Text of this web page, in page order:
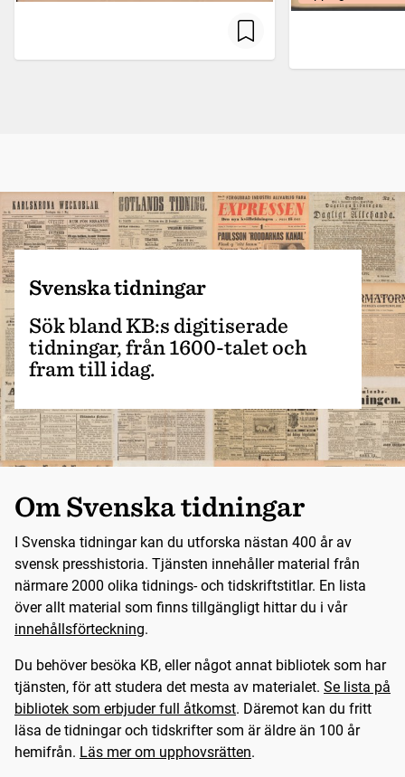
Svenska tidningar
Sök bland KB:s digitiserade
tidningar, från 1600-talet och
fram till idag.
Om Svenska tidningar
I Svenska tidningar kan du utforska nästan 400 år av
svensk presshistoria. Tjänsten innehåller material från
närmare 2000 olika tidnings- och tidskriftstitlar. En lista
över allt material som finns tillgängligt hittar du i vår
innehållsförteckning.
Du behöver besöka KB, eller något annat bibliotek som har
tjänsten, för att studera det mesta av materialet. Se lista på
bibliotek som erbjuder full åtkomst. Däremot kan du fritt
läsa de tidningar och tidskrifter som är äldre än 100 år
hemifrån. Läs mer om upphovsrätten.